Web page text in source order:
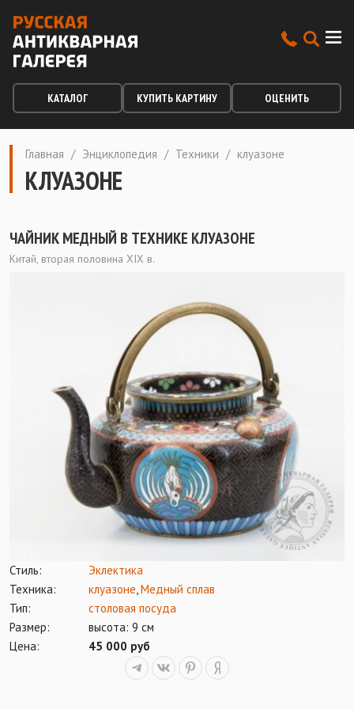
КАТАЛОГ КУПИТЬ КАРТИНУ ОЦЕНИТЬ
Главная / Энциклопедия / Техники / клуазоне
КЛУАЗОНЕ
ЧАЙНИК МЕДНЫЙ В ТЕХНИКЕ КЛУАЗОНЕ
Китай, вторая половина XIX в.
Стиль:
Эклектика
Техника:
клуазоне Медный сплав
Тип:
столовая посуда
Размер:
высота: 9 см
Цена:
45 000 руб